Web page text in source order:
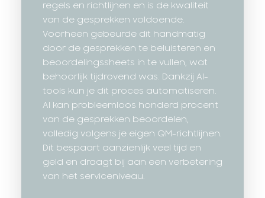
regels en richtlijnen en is de kwaliteit
van de gesprekken voldoende.
Voorheen gebeurde dit handmatig
door de gesprekken te beluisteren en
beoordelingssheets in te vullen, wat
behoorlijk tijdrovend was. Dankzij AI-
tools kun je dit proces automatiseren.
AI kan probleemloos honderd procent
van de gesprekken beoordelen,
volledig volgens je eigen QM-richtlijnen.
Dit bespaart aanzienlijk veel tijd en
geld en draagt bij aan een verbetering
van het serviceniveau.